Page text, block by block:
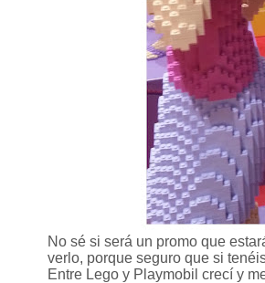
No sé si será un promo que
verlo, porque seguro que si
Entre Lego y Playmobil crecí y